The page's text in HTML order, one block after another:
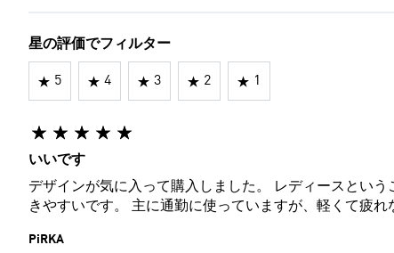
星の評価でフィルター
5 4 3 2 1
いいです
デザインが気に入って購入しました。 レディースとい
きやすいです。 主に通勤に使っていますが、軽くて疲れ
PiRKA